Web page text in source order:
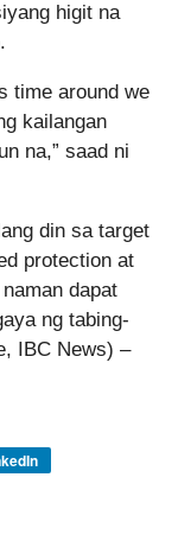
higit na
time around we
kailangan
na,” saad ni
din sa target
protection at
dapat
ng tabing-
IBC News) –